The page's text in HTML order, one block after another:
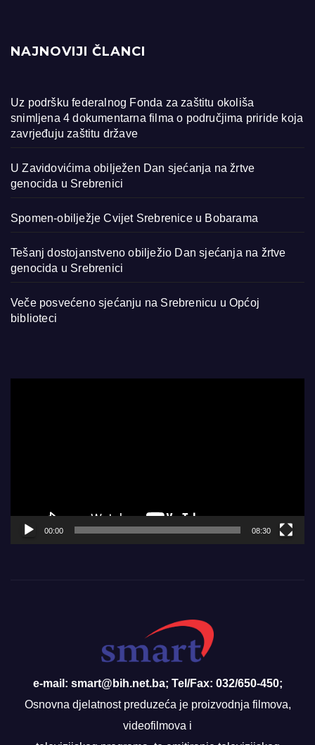
NAJNOVIJI ČLANCI
Uz podršku federalnog Fonda za zaštitu okoliša
snimljena 4 dokumentarna filma o područjima priride koja
zavrjeđuju zaštitu države
U Zavidovićima obilježen Dan sjećanja na žrtve
genocida u Srebrenici
Spomen-obilježje Cvijet Srebrenice u Bobarama
Tešanj dostojanstveno obilježio Dan sjećanja na žrtve
genocida u Srebrenici
Veče posvećeno sjećanju na Srebrenicu u Općoj
biblioteci
00:00 08:30
e-mail: smart@bih.net.ba; Tel/Fax: 032/650-450;
Osnovna djelatnost preduzeća je proizvodnja filmova,
videofilmova i